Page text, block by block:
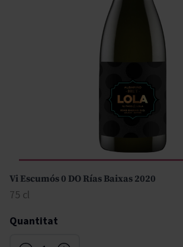
Vi Escumós 0 DO Rías Baixas 2020
75 cl
Quantitat